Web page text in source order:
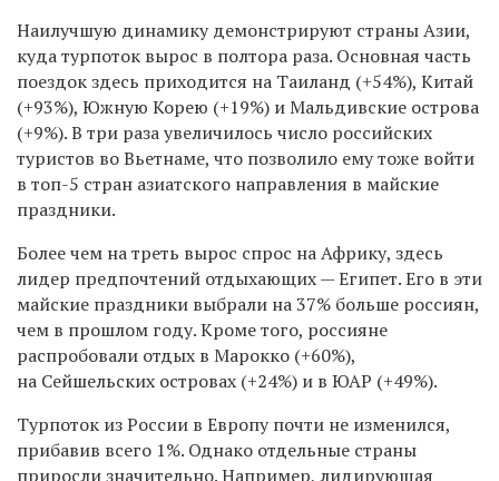
Наилучшую динамику демонстрируют страны Азии,
куда турпоток вырос в полтора раза. Основная часть
поездок здесь приходится на Таиланд (+54%), Китай
(+93%), Южную Корею (+19%) и Мальдивские острова
(+9%). В три раза увеличилось число российских
туристов во Вьетнаме, что позволило ему тоже войти
в топ-5 стран азиатского направления в майские
праздники.
Более чем на треть вырос спрос на Африку, здесь
лидер предпочтений отдыхающих — Египет. Его в эти
майские праздники выбрали на 37% больше россиян,
чем в прошлом году. Кроме того, россияне
распробовали отдых в Марокко (+60%),
на Сейшельских островах (+24%) и в ЮАР (+49%).
Турпоток из России в Европу почти не изменился,
прибавив всего 1%. Однако отдельные страны
приросли значительно. Например, лидирующая